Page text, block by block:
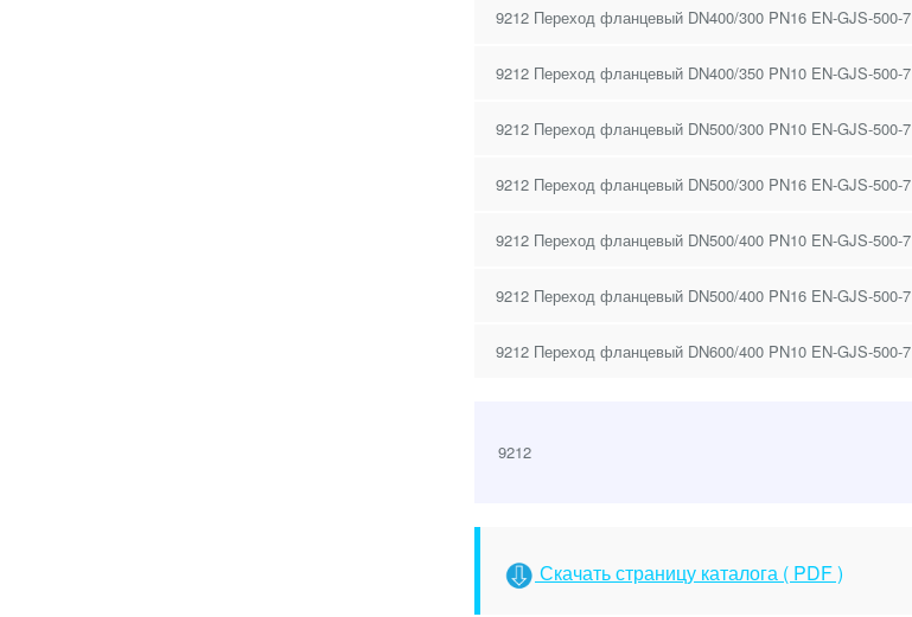
9212 Переход фланцевый DN400/300 PN16 EN-GJS-500-7
9212 Переход фланцевый DN400/350 PN10 EN-GJS-500-7
9212 Переход фланцевый DN500/300 PN10 EN-GJS-500-7
9212 Переход фланцевый DN500/300 PN16 EN-GJS-500-7
9212 Переход фланцевый DN500/400 PN10 EN-GJS-500-7
9212 Переход фланцевый DN500/400 PN16 EN-GJS-500-7
9212 Переход фланцевый DN600/400 PN10 EN-GJS-500-7
9212
Скачать страницу каталога ( PDF )